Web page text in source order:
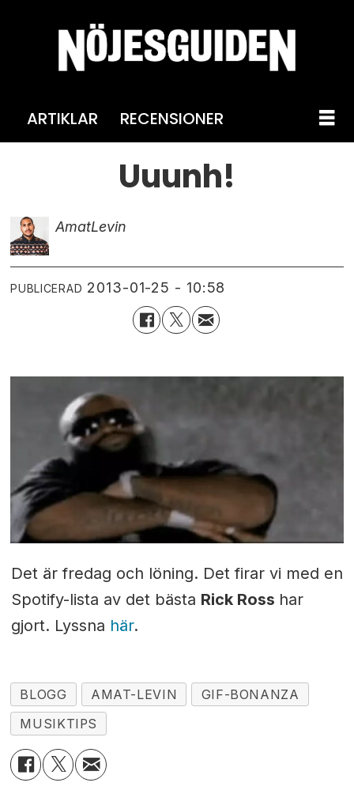
ARTIKLAR RECENSIONER
Uuunh!
AmatLevin
PUBLICERAD 2013-01-25 - 10:58
Det är fredag och löning. Det firar vi med en
Spotify-lista av det bästa Rick Ross har
gjort. Lyssna här.
BLOGG AMAT-LEVIN
GIF-BONANZA
MUSIKTIPS